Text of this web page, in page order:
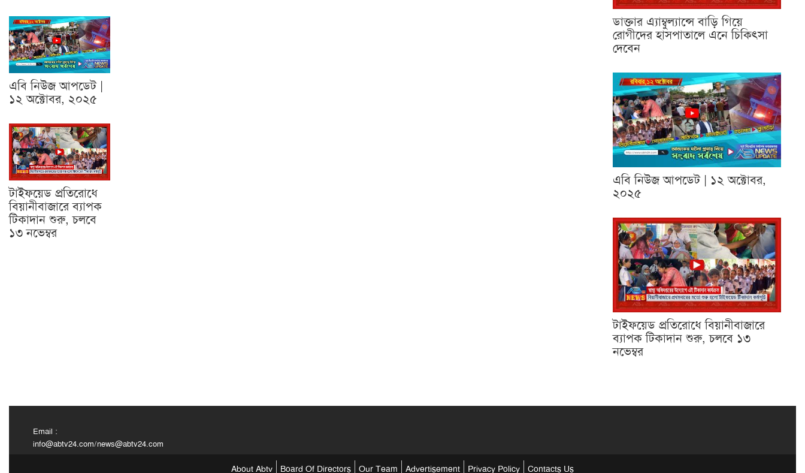
এবি নিউজ আপডেট |
১২ অক্টোবর, ২০২৫
টাইফয়েড প্রতিরোধে
বিয়ানীবাজারে ব্যাপক
টিকাদান শুরু, চলবে
১৩ নভেম্বর
ডাক্তার এ্যাম্বুল্যান্সে বাড়ি গিয়ে
রোগীদের হাসপাতালে এনে চিকিৎসা
দেবেন
এবি নিউজ আপডেট | ১২ অক্টোবর,
২০২৫
টাইফয়েড প্রতিরোধে বিয়ানীবাজারে
ব্যাপক টিকাদান শুরু, চলবে ১৩
নভেম্বর
Email :
info@abtv24.com/news@abtv24.com
About Abtv Board Of Directors Our Team Advertisement Privacy Policy Contacts Us